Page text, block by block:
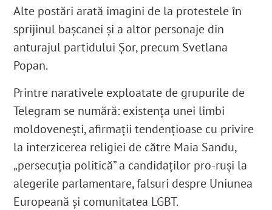
Alte postări arată imagini de la protestele în
sprijinul bașcanei și a altor personaje din
anturajul partidului Șor, precum Svetlana
Popan.
Printre narativele exploatate de grupurile de
Telegram se numără: existența unei limbi
moldovenești, afirmații tendențioase cu privire
la interzicerea religiei de către Maia Sandu,
„persecuția politică” a candidaților pro-ruși la
alegerile parlamentare, falsuri despre Uniunea
Europeană și comunitatea LGBT.